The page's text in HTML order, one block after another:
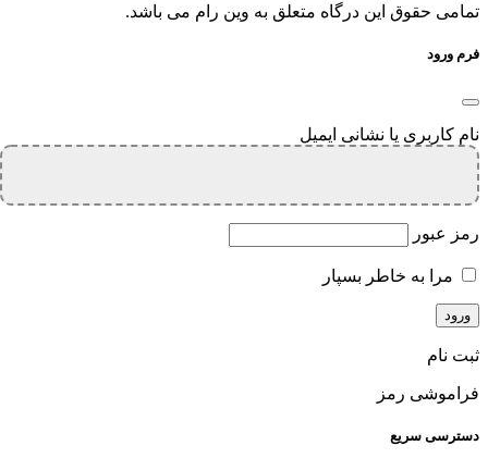
تمامی حقوق این درگاه متعلق به وین رام می باشد.
فرم ورود
نام کاربری یا نشانی ایمیل
رمز عبور
مرا به خاطر بسپار
ثبت نام
فراموشی رمز
دسترسی سریع